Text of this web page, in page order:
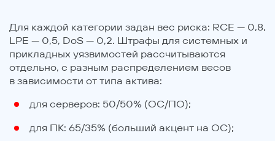
Для каждой категории задан вес риска: RCE — 0,8,
LPE — 0,5, DoS — 0,2. Штрафы для системных и
прикладных уязвимостей рассчитываются
отдельно, с разным распределением весов
в зависимости от типа актива:
для серверов: 50/50% (ОС/ПО);
для ПК: 65/35% (больший акцент на ОС);